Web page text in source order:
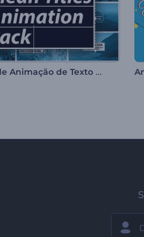
Pacote de Animação de Texto Clean